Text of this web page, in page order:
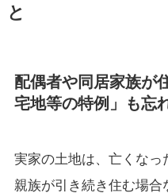
と
配偶者や同居家族が
宅地等の特例」も忘
実家の土地は、亡くなっ
親族が引き続き住む場合